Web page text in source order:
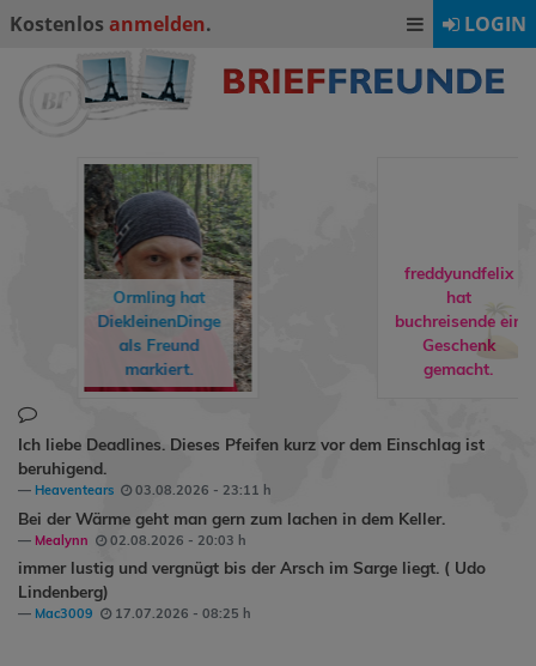
Kostenlos anmelden. LOGIN
Ormlinghat
DiekleinenDinge
als Freund
markiert.
freddyundfelix
hat
buchreisendeein
Geschenk
gemacht.
Ich liebe Deadlines. Dieses Pfeifen kurz vor dem Einschlag ist
beruhigend.
Heaventears 03.08.2026 - 23:11 h
Bei der Wärme geht man gern zum lachen in dem Keller.
Mealynn 02.08.2026 - 20:03 h
immer lustig und vergnügt bis der Arsch im Sarge liegt. ( Udo
Lindenberg)
Mac3009 17.07.2026 - 08:25 h